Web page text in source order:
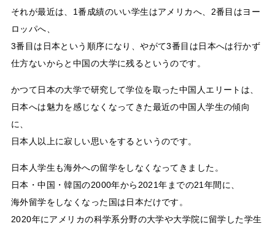
それが最近は、1番成績のいい学生はアメリカへ、2番目はヨー
ロッパへ、
3番目は日本という順序になり、やがて3番目は日本へは行かず
仕方ないからと中国の大学に残るというのです。
かつて日本の大学で研究して学位を取った中国人エリートは、
日本へは魅力を感じなくなってきた最近の中国人学生の傾向
に、
日本人以上に寂しい思いをするというのです。
日本人学生も海外への留学をしなくなってきました。
日本・中国・韓国の2000年から2021年までの21年間に、
海外留学をしなくなった国は日本だけです。
2020年にアメリカの科学系分野の大学や大学院に留学した学生